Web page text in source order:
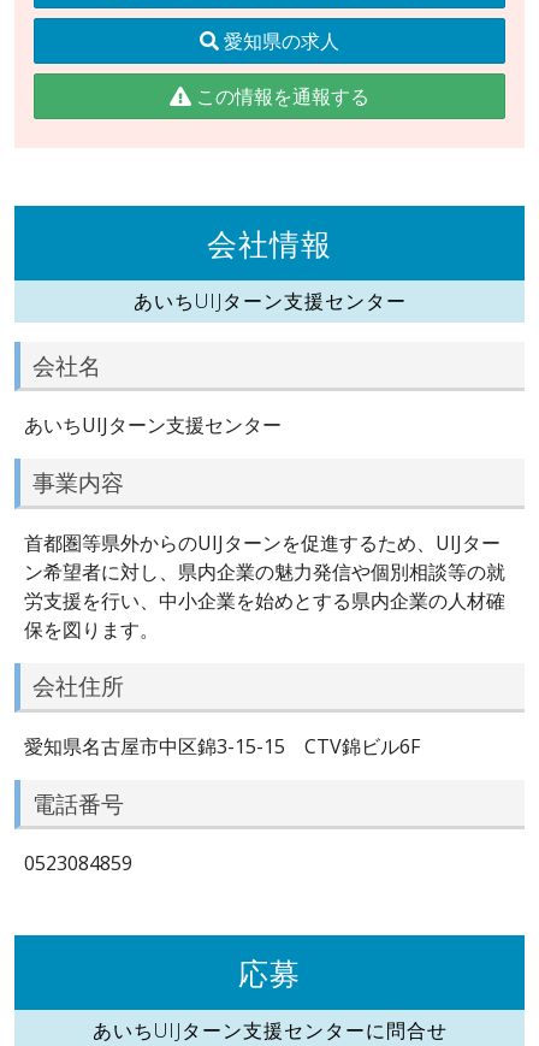
愛知県の求人
この情報を通報する
会社情報
あいちUIJターン支援センター
会社名
あいちUIJターン支援センター
事業内容
首都圏等県外からのUIJターンを促進するため、UIJター
ン希望者に対し、県内企業の魅力発信や個別相談等の就
労支援を行い、中小企業を始めとする県内企業の人材確
保を図ります。
会社住所
愛知県名古屋市中区錦3-15-15 CTV錦ビル6F
電話番号
0523084859
応募
あいちUIJターン支援センターに問合せ